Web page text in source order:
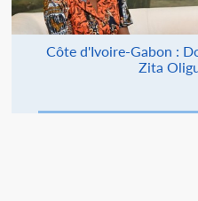
Côte d'Ivoire-Gabon :
Zita